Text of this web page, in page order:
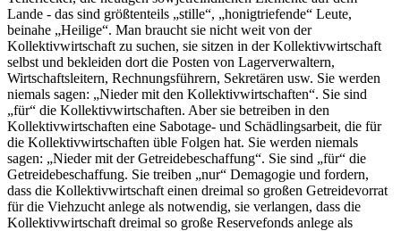
Lande - das sind größtenteils „stille“, „honigtriefende“ Leute,
beinahe „Heilige“. Man braucht sie nicht weit von der
Kollektivwirtschaft zu suchen, sie sitzen in der Kollektivwirtschaft
selbst und bekleiden dort die Posten von Lagerverwaltern,
Wirtschaftsleitern, Rechnungsführern, Sekretären usw. Sie werden
niemals sagen: „Nieder mit den Kollektivwirtschaften“. Sie sind
„für“ die Kollektivwirtschaften. Aber sie betreiben in den
Kollektivwirtschaften eine Sabotage- und Schädlingsarbeit, die für
die Kollektivwirtschaften üble Folgen hat. Sie werden niemals
sagen: „Nieder mit der Getreidebeschaffung“. Sie sind „für“ die
Getreidebeschaffung. Sie treiben „nur“ Demagogie und fordern,
dass die Kollektivwirtschaft einen dreimal so großen Getreidevorrat
für die Viehzucht anlege als notwendig, sie verlangen, dass die
Kollektivwirtschaft dreimal so große Reservefonds anlege als